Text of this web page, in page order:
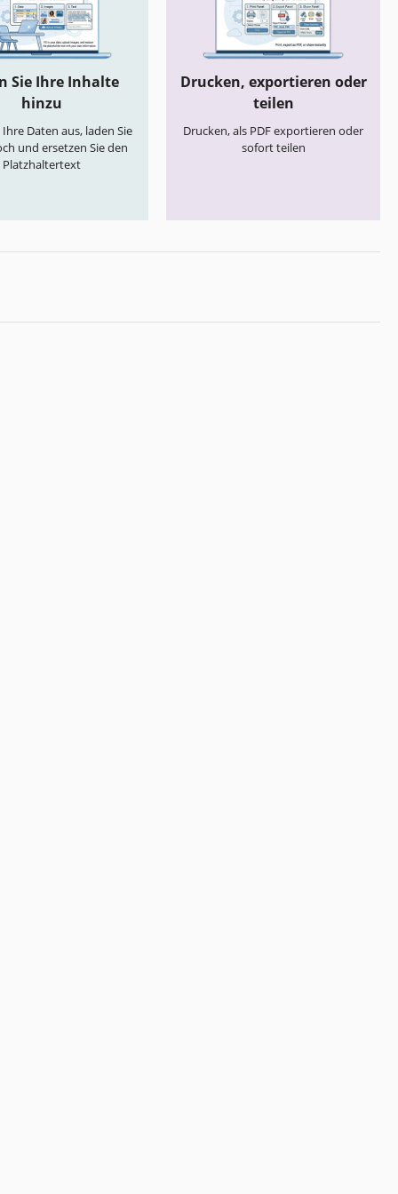
Sie Ihre Inhalte
hinzu
Ihre Daten aus, laden Sie
und ersetzen Sie den
Platzhaltertext
Drucken, exportieren oder
teilen
Drucken, als PDF exportieren oder
sofort teilen